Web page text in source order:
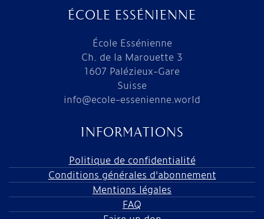
ÉCOLE ESSÉNIENNE
École Essénienne
Ch. de la Marouette 3
1607 Palézieux-Gare
Suisse
info@ecole-essenienne.world
INFORMATIONS
Politique de confidentialité
Conditions générales d'abonnement
Mentions légales
FAQ